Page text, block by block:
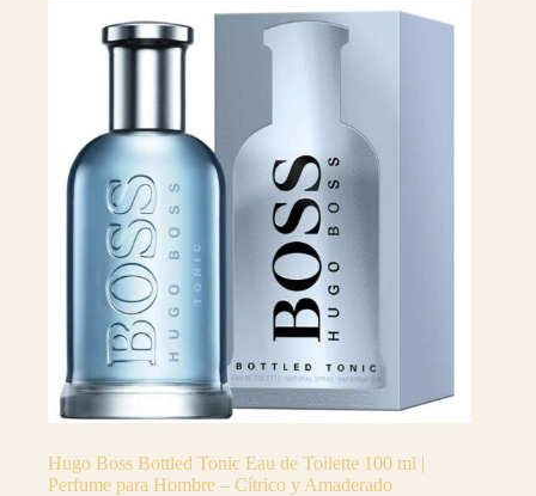
Hugo Boss Bottled Tonic Eau de Toilette 100 ml |
Perfume para Hombre – Cítrico y Amaderado